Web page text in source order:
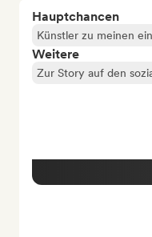
Hauptchancen
Künstler zu meinen
Weitere
Zur Story auf den